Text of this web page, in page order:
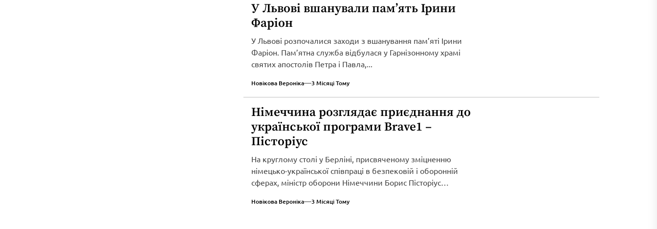
У Львові вшанували пам’ять Ірини
Фаріон
У Львові розпочалися заходи з вшанування пам’яті Ірини
Фаріон. Пам’ятна служба відбулася у Гарнізонному храмі
святих апостолів Петра і Павла,...
Новікова Вероніка 3 Місяці Тому
Німеччина розглядає приєднання до
української програми Brave1 –
Пісторіус
На круглому столі у Берліні, присвяченому зміцненню
німецько-української співпраці в безпековій і оборонній
сферах, міністр оборони Німеччини Борис Пісторіус
Новікова Вероніка 3 Місяці Тому